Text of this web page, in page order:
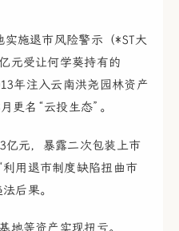
施退市风险警示（*ST大
元受让何学葵持有的
年注入云南洪尧园林资产
更名“云投生态”。
元，暴露二次包装上市
用退市制度缺陷扭曲市
后果。
地等资产实现扭亏。